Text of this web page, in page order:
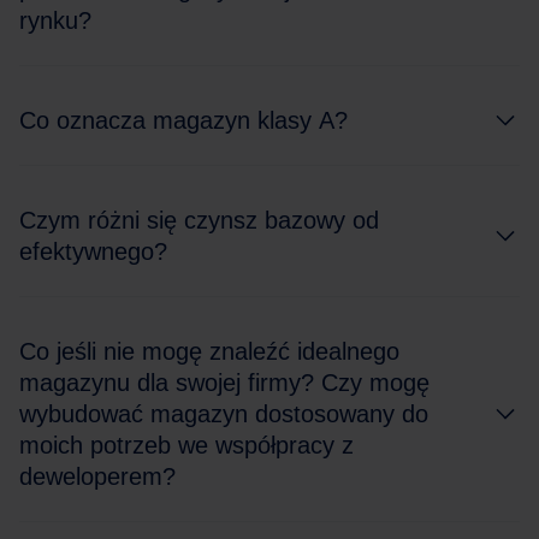
rynku?
Co oznacza magazyn klasy A?
Czym różni się czynsz bazowy od
efektywnego?
Co jeśli nie mogę znaleźć idealnego
magazynu dla swojej firmy? Czy mogę
wybudować magazyn dostosowany do
moich potrzeb we współpracy z
deweloperem?